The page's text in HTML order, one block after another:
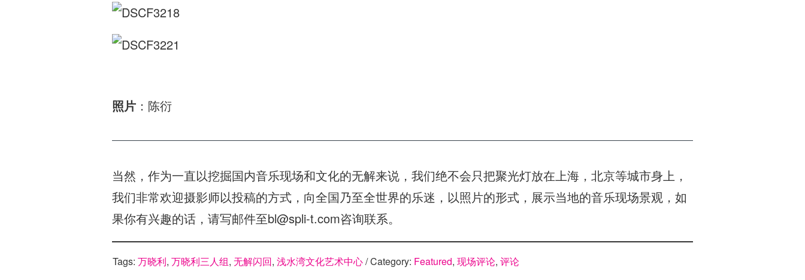
照片 ：陈衍
当然，作为一直以挖掘国内音乐现场和文化的无解来说，我们绝不会只把聚光灯放在上海，北京等城市身上，
我们非常欢迎摄影师以投稿的方式，向全国乃至全世界的乐迷，以照片的形式，展示当地的音乐现场景观，如
果你有兴趣的话，请写邮件至bl@spli-t.com咨询联系。
Tags: 万晓利, 万晓利三人组, 无解闪回, 浅水湾文化艺术中心/ Category: Featured, 现场评论, 评论